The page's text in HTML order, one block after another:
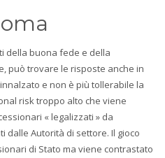
della buona fede e della
può trovare le risposte anche in
e non è più tollerabile la
risk troppo alto che viene
« legalizzati » da
dalle Autorità di settore. Il gioco
di Stato ma viene contrastato